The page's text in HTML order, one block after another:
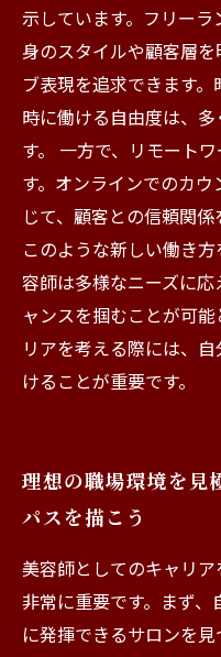
示しています。フリー
身のスタイルや顧客層
ブ表現を追求できます
時に働ける自由度は、
す。 一方で、リモート
す。オンラインでのカ
じて、顧客との信頼関係
このような新しい働き
容師は多様なニーズに
ャンスを掴むことが可
リアを考える際には、
けることが重要です。
理想の職場環境を見
パスを描こう
美容師としてのキャリ
非常に重要です。まず
に発揮できるサロンを